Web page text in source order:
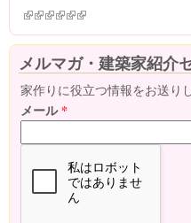
(link is external)
(link is external)
(link is external)
(link is external)
(link is external)
(link is external)
メルマガ・建築家紹介
家作りに役立つ情報をお送り
メール*